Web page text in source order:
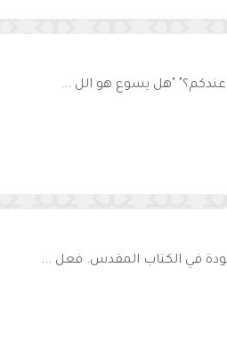
عندكم؟" "هل يسوع هو الل ...
في الكتاب المقدس. فعل ...